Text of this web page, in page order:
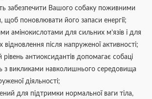
забезпечити Вашого собаку поживними
щоб поновлювати його запаси енергії;
амінокислотами для сильних м’язів і для
відновлення після напруженої активності;
рівень антиоксидантів допомагає собаці
з викликами навколишнього середовища
діяльності;
для підтримки нормальної ваги тіла,